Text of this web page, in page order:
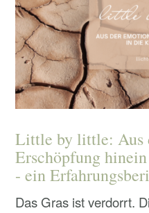
Little by little: Aus
Erschöpfung
- ein
Das Gras ist verdorrt.